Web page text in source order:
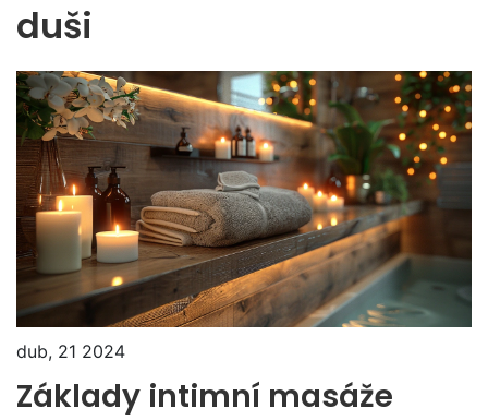
duši
dub, 21 2024
Základy intimní masáže